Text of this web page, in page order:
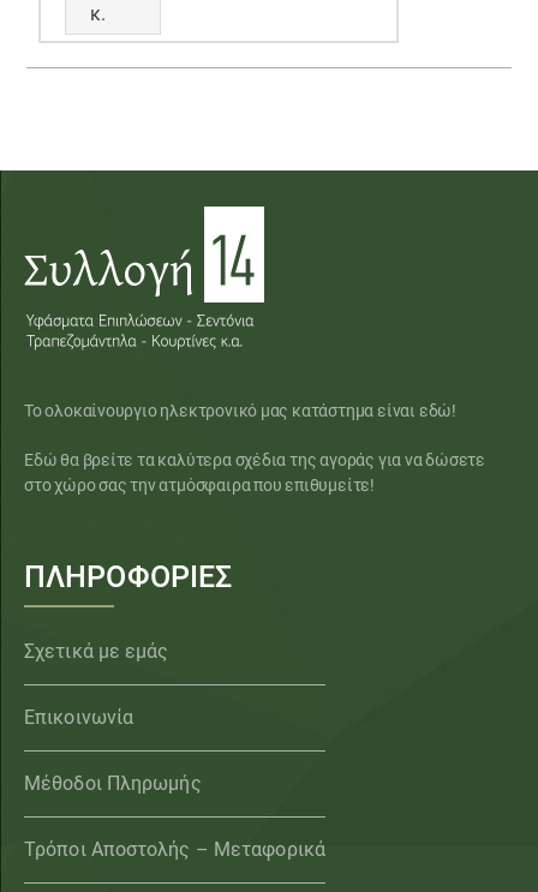
κ.
Το ολοκαίνουργιο ηλεκτρονικό μας κατάστημα είναι εδώ!
Εδώ θα βρείτε τα καλύτερα σχέδια της αγοράς για να δώσετε
στο χώρο σας την ατμόσφαιρα που επιθυμείτε!
ΠΛΗΡΟΦΟΡΙΕΣ
Σχετικά με εμάς
Επικοινωνία
Μέθοδοι Πληρωμής
Τρόποι Αποστολής – Μεταφορικά